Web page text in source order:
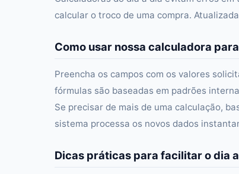
calcular o troco de uma compra.
Como usar nossa calculadora
Preencha os campos com os valores
fórmulas são baseadas em padrões
Se precisar de mais de uma calculação,
sistema processa os novos dados
Dicas práticas para facilitar o dia